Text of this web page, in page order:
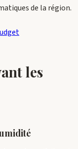
de la région.
les